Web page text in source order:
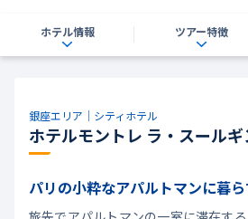
ホテル情報 ツアー特徴
銀座エリア｜シティホテル
ホテルモントレ ラ・スール
パリの小粋なアパルトマンに暮